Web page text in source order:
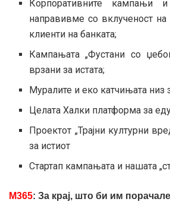
Корпоративните кампањи
направивме со вклученост на
клиенти на банката;
Кампањата „Фустани со
врзани за истата;
Муралите и еко катчињата низ
Целата Халки платформа за
Проектот „Трајни културни
за истиот
Стартап кампањата и нашата
M365: За крај, што би им